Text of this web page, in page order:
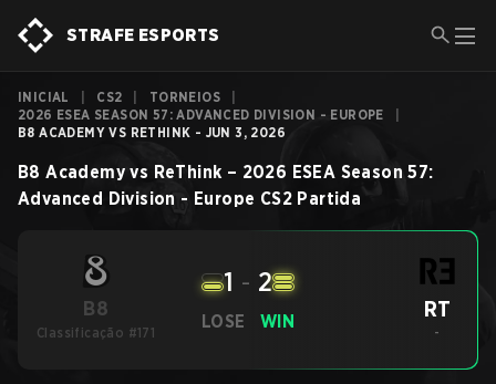
STRAFE ESPORTS
INICIAL CS2 TORNEIOS
2026 ESEA SEASON 57: ADVANCED DIVISION - EUROPE
B8 ACADEMY VS RETHINK - JUN 3, 2026
B8 Academy vs ReThink – 2026 ESEA Season 57:
Advanced Division - Europe CS2 Partida
B8
Classificação #171
LOSE
1 - 2
WIN RT
-